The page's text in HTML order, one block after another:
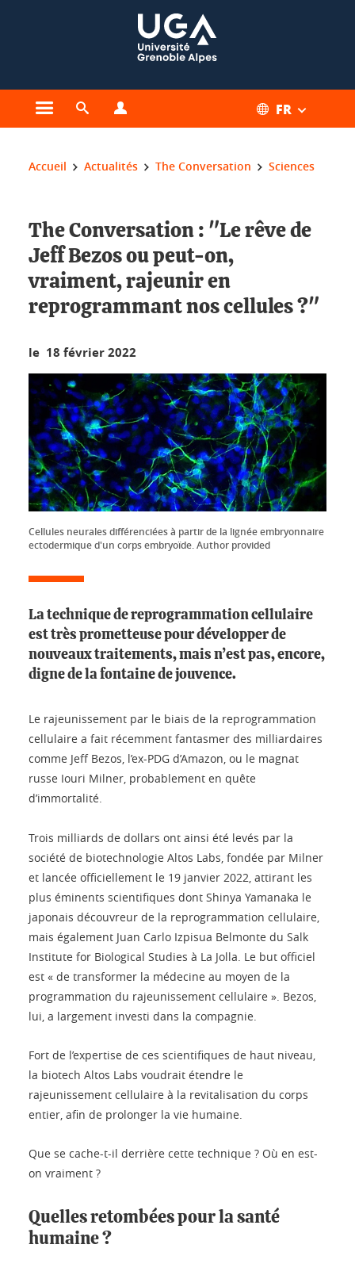
Ouvrir le menu principal
Ouvrir le moteur de recherche FR
Vous êtes ici :
Accueil Actualités The Conversation Sciences
The Conversation : "Le rêve de
Jeff Bezos ou peut-on,
vraiment, rajeunir en
reprogrammant nos cellules ?"
le 18 février 2022
Cellules neurales différenciées à partir de la lignée embryonnaire
ectodermique d'un corps embryoïde. Author provided
La technique de reprogrammation cellulaire
est très prometteuse pour développer de
nouveaux traitements, mais n’est pas, encore,
digne de la fontaine de jouvence.
Le rajeunissement par le biais de la reprogrammation
cellulaire a fait récemment fantasmer des milliardaires
comme Jeff Bezos, l’ex-PDG d’Amazon, ou le magnat
russe Iouri Milner, probablement en quête
d’immortalité.
Trois milliards de dollars ont ainsi été levés par la
société de biotechnologie Altos Labs, fondée par Milner
et lancée officiellement le 19 janvier 2022, attirant les
plus éminents scientifiques dont Shinya Yamanaka le
japonais découvreur de la reprogrammation cellulaire,
mais également Juan Carlo Izpisua Belmonte du Salk
Institute for Biological Studies à La Jolla. Le but officiel
est « de transformer la médecine au moyen de la
programmation du rajeunissement cellulaire ». Bezos,
lui, a largement investi dans la compagnie.
Fort de l’expertise de ces scientifiques de haut niveau,
la biotech Altos Labs voudrait étendre le
rajeunissement cellulaire à la revitalisation du corps
entier, afin de prolonger la vie humaine.
Que se cache-t-il derrière cette technique ? Où en est-
on vraiment ?
Quelles retombées pour la santé
humaine ?